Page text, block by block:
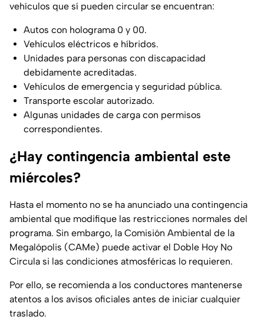
vehículos que sí pueden circular se encuentran:
Autos con holograma 0 y 00.
Vehículos eléctricos e híbridos.
Unidades para personas con discapacidad
debidamente acreditadas.
Vehículos de emergencia y seguridad pública.
Transporte escolar autorizado.
Algunas unidades de carga con permisos
correspondientes.
¿Hay contingencia ambiental este
miércoles?
Hasta el momento no se ha anunciado una contingencia
ambiental que modifique las restricciones normales del
programa. Sin embargo, la Comisión Ambiental de la
Megalópolis (CAMe) puede activar el Doble Hoy No
Circula si las condiciones atmosféricas lo requieren.
Por ello, se recomienda a los conductores mantenerse
atentos a los avisos oficiales antes de iniciar cualquier
traslado.